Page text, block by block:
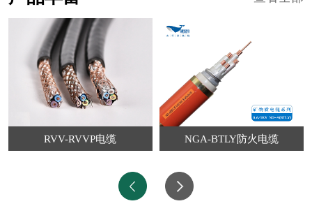
RVV-RVVP电缆 NGA-BTLY防火电缆